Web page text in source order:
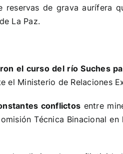
de grava aurífera
La Paz.
el curso del río Suches
Ministerio de Relaciones
conflictos entre
Técnica Binacional